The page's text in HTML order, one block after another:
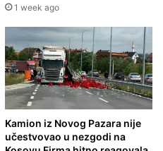
1 week ago
Kamion iz Novog Pazara nije
učestvovao u nezgodi na